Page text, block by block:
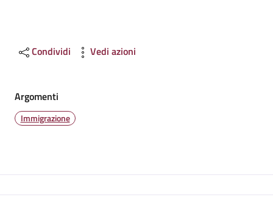
Condividi Vedi azioni
Argomenti
Immigrazione